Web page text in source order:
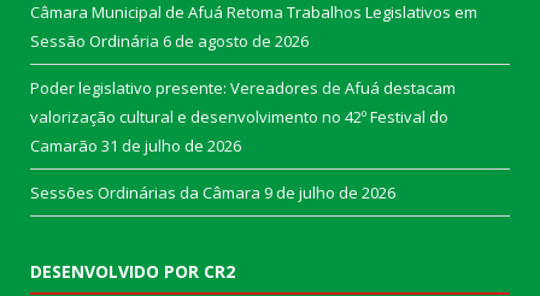
Câmara Municipal de Afuá Retoma Trabalhos Legislativos em
Sessão Ordinária 6 de agosto de 2026
Poder legislativo presente: Vereadores de Afuá destacam
valorização cultural e desenvolvimento no 42º Festival do
Camarão 31 de julho de 2026
Sessões Ordinárias da Câmara 9 de julho de 2026
DESENVOLVIDO POR CR2